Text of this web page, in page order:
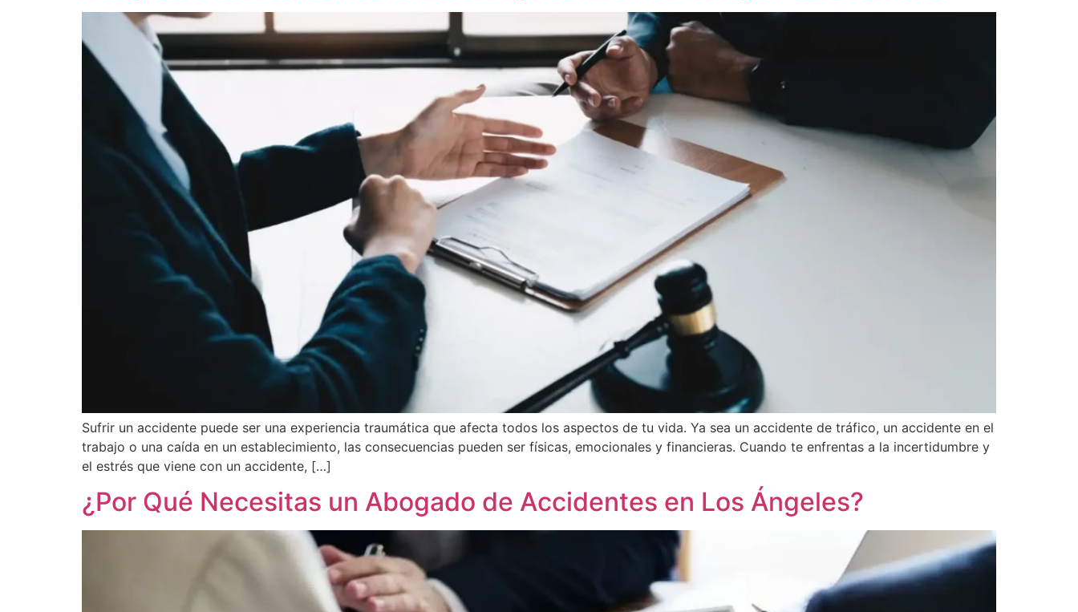
Sufrir un accidente puede ser una experiencia traumática que afecta todos los aspectos de tu vida. Ya sea un accidente de tráfico, un accidente en el
trabajo o una caída en un establecimiento, las consecuencias pueden ser físicas, emocionales y financieras. Cuando te enfrentas a la incertidumbre y
el estrés que viene con un accidente, […]
¿Por Qué Necesitas un Abogado de Accidentes en Los Ángeles?